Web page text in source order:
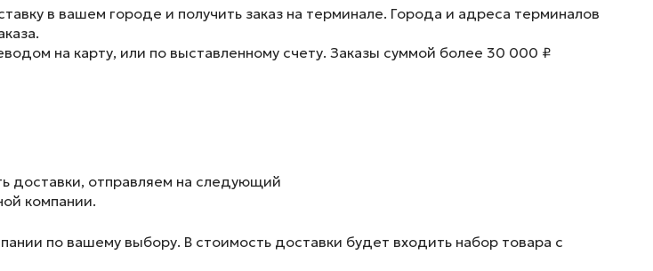
в вашем городе и получить заказ на терминале. Города и адреса терминалов
на карту, или по выставленному счету. Заказы суммой более 30 000 ₽
доставки, отправляем на следующий
компании.
по вашему выбору. В стоимость доставки будет входить набор товара с